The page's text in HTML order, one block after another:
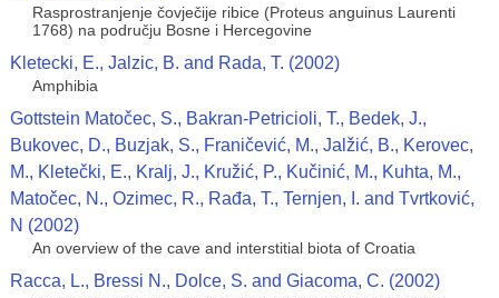
Rasprostranjenje čovječije ribice (Proteus anguinus Laurenti
1768) na području Bosne i Hercegovine
Kletecki, E., Jalzic, B. and Rada, T. (2002)
Amphibia
Gottstein Matočec, S., Bakran-Petricioli, T., Bedek, J.,
Bukovec, D., Buzjak, S., Franičević, M., Jalžić, B., Kerovec,
M., Kletečki, E., Kralj, J., Kružić, P., Kučinić, M., Kuhta, M.,
Matočec, N., Ozimec, R., Rađa, T., Ternjen, I. and Tvrtković,
N (2002)
An overview of the cave and interstitial biota of Croatia
Racca, L., Bressi N., Dolce, S. and Giacoma, C. (2002)